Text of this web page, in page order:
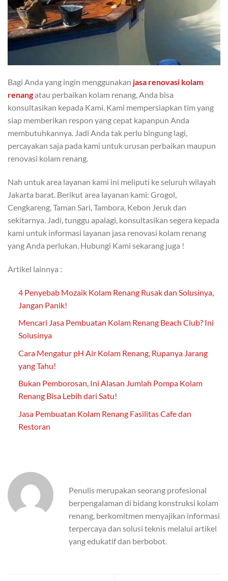
Bagi Anda yang ingin menggunakan jasa renovasi kolam
renangatau perbaikan kolam renang, Anda bisa
konsultasikan kepada Kami. Kami mempersiapkan tim yang
siap memberikan respon yang cepat kapanpun Anda
membutuhkannya. Jadi Anda tak perlu bingung lagi,
percayakan saja pada kami untuk urusan perbaikan maupun
renovasi kolam renang.
Nah untuk area layanan kami ini meliputi ke seluruh wilayah
Jakarta barat. Berikut area layanan kami: Grogol,
Cengkareng, Taman Sari, Tambora, Kebon Jeruk dan
sekitarnya. Jadi, tunggu apalagi, konsultasikan segera kepada
kami untuk informasi layanan jasa renovasi kolam renang
yang Anda perlukan. Hubungi Kami sekarang juga !
Artikel lainnya :
4 Penyebab Mozaik Kolam Renang Rusak dan Solusinya,
Jangan Panik!
Mencari Jasa Pembuatan Kolam Renang Beach Club? Ini
Solusinya
Cara Mengatur pH Air Kolam Renang, Rupanya Jarang
yang Tahu!
Bukan Pemborosan, Ini Alasan Jumlah Pompa Kolam
Renang Bisa Lebih dari Satu!
Jasa Pembuatan Kolam Renang Fasilitas Cafe dan
Restoran
Penulis merupakan seorang profesional
berpengalaman di bidang konstruksi kolam
renang, berkomitmen menyajikan informasi
terpercaya dan solusi teknis melalui artikel
yang edukatif dan berbobot.